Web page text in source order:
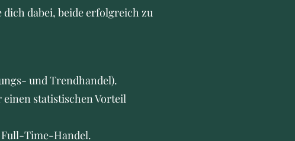
dabei, beide erfolgreich zu
und Trendhandel).
statistischen Vorteil
Full-Time-Handel.